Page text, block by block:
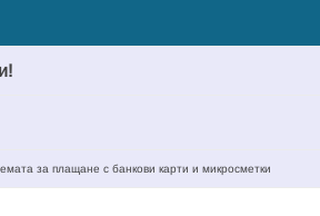
за плащане с банкови карти и микросметки